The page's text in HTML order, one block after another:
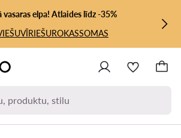
SATURU
vasaras elpa! Atlaides līdz -35%
VĪRIEŠUROKASSOMAS
produktu, stilu